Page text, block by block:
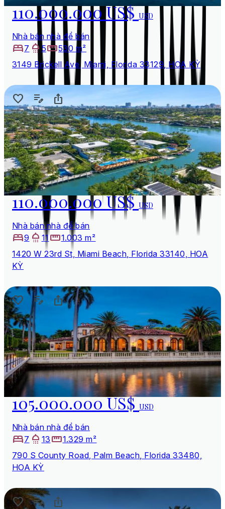
110.000.000 US$USD
Nhà bán nhà để bán
7
5
530 m²
3149 Brickell Ave, Miami, Florida 33129, HOA KỲ
110.000.000 US$USD
Nhà bán nhà để bán
9
11
1.003 m²
1420 W 23rd St, Miami Beach, Florida 33140, HOA
KỲ
105.000.000 US$USD
Nhà bán nhà để bán
7
13
1.329 m²
790 S County Road, Palm Beach, Florida 33480,
HOA KỲ